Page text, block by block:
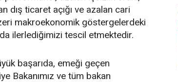
dış ticaret açığı ve azalan cari
makroekonomik göstergelerdeki
ilerlediğimizi tescil etmektedir.
başarıda, emeği geçen
Bakanımız ve tüm bakan